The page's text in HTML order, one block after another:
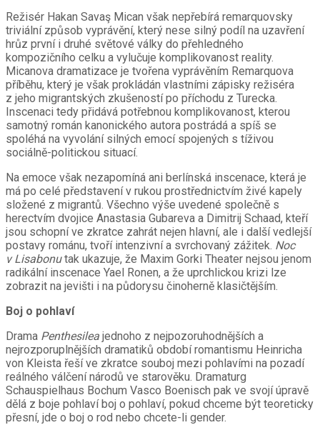
Režisér Hakan Savaş Mican však nepřebírá remarquovsky
triviální způsob vyprávění, který nese silný podíl na uzavření
hrůz první i druhé světové války do přehledného
kompozičního celku a vylučuje komplikovanost reality.
Micanova dramatizace je tvořena vyprávěním Remarquova
příběhu, který je však prokládán vlastními zápisky režiséra
z jeho migrantských zkušeností po příchodu z Turecka.
Inscenaci tedy přidává potřebnou komplikovanost, kterou
samotný román kanonického autora postrádá a spíš se
spoléhá na vyvolání silných emocí spojených s tíživou
sociálně-politickou situací.
Na emoce však nezapomíná ani berlínská inscenace, která je
má po celé představení v rukou prostřednictvím živé kapely
složené z migrantů. Všechno výše uvedené společně s
herectvím dvojice Anastasia Gubareva a Dimitrij Schaad, kteří
jsou schopní ve zkratce zahrát nejen hlavní, ale i další vedlejší
postavy románu, tvoří intenzivní a svrchovaný zážitek. Noc
v Lisabonutak ukazuje, že Maxim Gorki Theater nejsou jenom
radikální inscenace Yael Ronen, a že uprchlickou krizi lze
zobrazit na jevišti i na půdorysu činoherně klasičtějším.
Boj o pohlaví
Drama Penthesilea jednoho z nejpozoruhodnějších a
nejrozporuplnějších dramatiků období romantismu Heinricha
von Kleista řeší ve zkratce souboj mezi pohlavími na pozadí
reálného válčení národů ve starověku. Dramaturg
Schauspielhaus Bochum Vasco Boenisch pak ve svojí úpravě
dělá z boje pohlaví boj o pohlaví, pokud chceme být teoreticky
přesní, jde o boj o rod nebo chcete-li gender.